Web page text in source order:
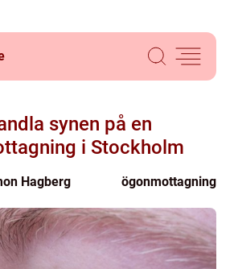
synen på en
i Stockholm
Hagberg ögonmottagning